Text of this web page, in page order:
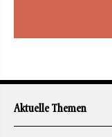
Aktuelle Themen